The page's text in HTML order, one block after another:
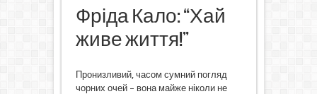
Фріда Кало: “Хай
живе життя!”
Пронизливий, часом сумний погляд
чорних очей – вона майже ніколи не